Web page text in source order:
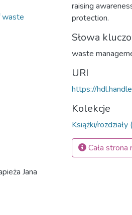
waste
Jana
raising
protection.
Słowa
waste
URI
https://
Kolekcje
Książki/rozdziały
Cała strona